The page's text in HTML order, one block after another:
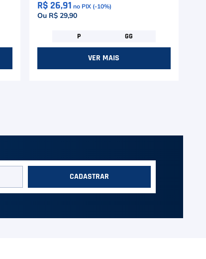
R$ 26,91 no PIX (-10%)
Ou R$ 29,90
P GG
VER MAIS
CADASTRAR